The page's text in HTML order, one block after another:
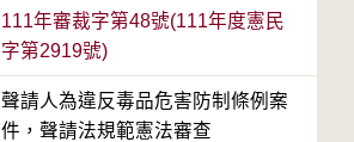
111年審裁字第48號(111年度憲民
字第2919號)
聲請人為違反毒品危害防制條例案
件，聲請法規範憲法審查